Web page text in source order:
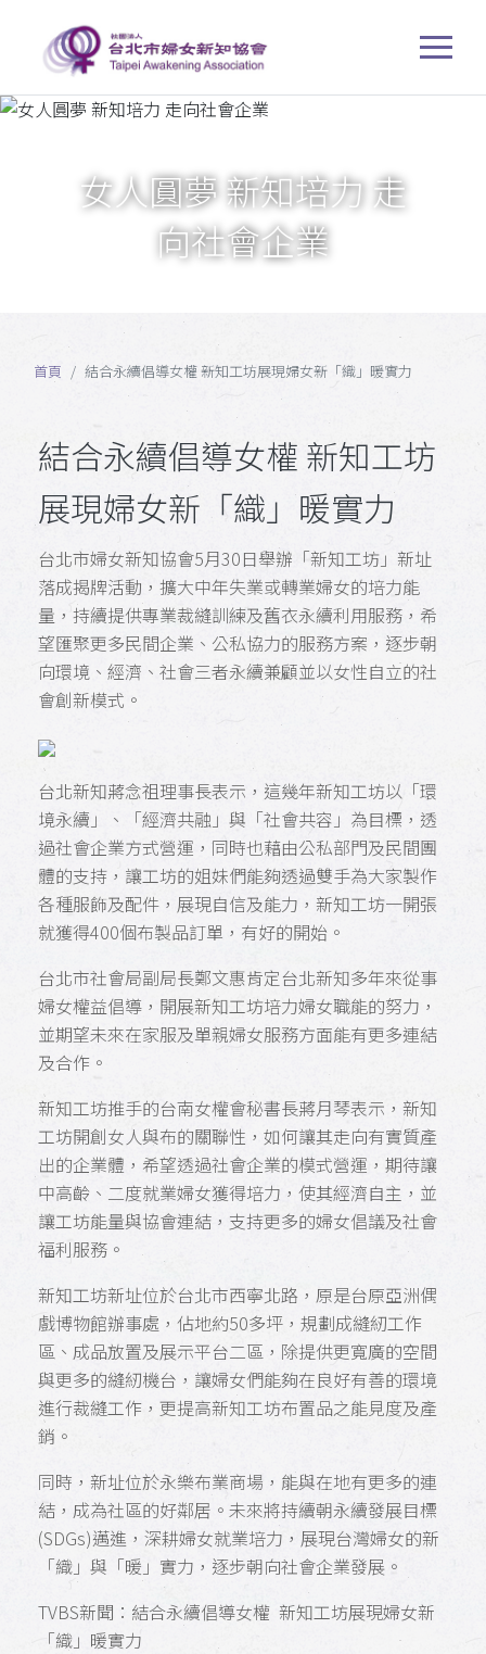
女人圓夢 新知培力 走
向社會企業
首頁 結合永續倡導女權 新知工坊展現婦女新「織」暖實力
結合永續倡導女權 新知工坊
展現婦女新「織」暖實力
台北市婦女新知協會5月30日舉辦「新知工坊」新址
落成揭牌活動，擴大中年失業或轉業婦女的培力能
量，持續提供專業裁縫訓練及舊衣永續利用服務，希
望匯聚更多民間企業、公私協力的服務方案，逐步朝
向環境、經濟、社會三者永續兼顧並以女性自立的社
會創新模式。
台北新知蔣念祖理事長表示，這幾年新知工坊以「環
境永續」、「經濟共融」與「社會共容」為目標，透
過社會企業方式營運，同時也藉由公私部門及民間團
體的支持，讓工坊的姐妹們能夠透過雙手為大家製作
各種服飾及配件，展現自信及能力，新知工坊一開張
就獲得400個布製品訂單，有好的開始。
台北市社會局副局長鄭文惠肯定台北新知多年來從事
婦女權益倡導，開展新知工坊培力婦女職能的努力，
並期望未來在家服及單親婦女服務方面能有更多連結
及合作。
新知工坊推手的台南女權會秘書長蔣月琴表示，新知
工坊開創女人與布的關聯性，如何讓其走向有實質產
出的企業體，希望透過社會企業的模式營運，期待讓
中高齡、二度就業婦女獲得培力，使其經濟自主，並
讓工坊能量與協會連結，支持更多的婦女倡議及社會
福利服務。
新知工坊新址位於台北市西寧北路，原是台原亞洲偶
戲博物館辦事處，佔地約50多坪，規劃成縫紉工作
區、成品放置及展示平台二區，除提供更寬廣的空間
與更多的縫紉機台，讓婦女們能夠在良好有善的環境
進行裁縫工作，更提高新知工坊布置品之能見度及產
銷。
同時，新址位於永樂布業商場，能與在地有更多的連
結，成為社區的好鄰居。未來將持續朝永續發展目標
(SDGs)邁進，深耕婦女就業培力，展現台灣婦女的新
「織」與「暖」實力，逐步朝向社會企業發展。
TVBS新聞：結合永續倡導女權 新知工坊展現婦女新
「織」暖實力